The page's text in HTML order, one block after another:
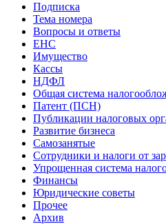
Подписка
Тема номера
Вопросы и ответы
ЕНС
Имущество
Кассы
НДФЛ
Общая система
Патент (ПСН)
Публикации налоговых
Развитие бизнеса
Самозанятые
Сотрудники и налоги от
Упрощенная система
Финансы
Юридические советы
Прочее
Архив